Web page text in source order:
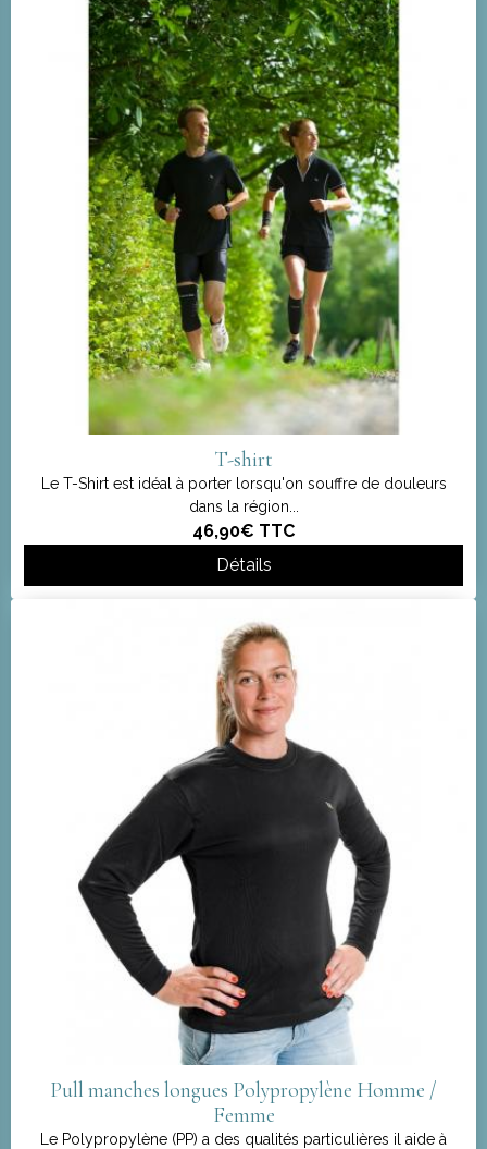
T-shirt
Le T-Shirt est idéal à porter lorsqu'on souffre de douleurs
dans la région...
46,90€ TTC
Détails
Pull manches longues Polypropylène Homme /
Femme
Le Polypropylène (PP) a des qualités particulières il aide à